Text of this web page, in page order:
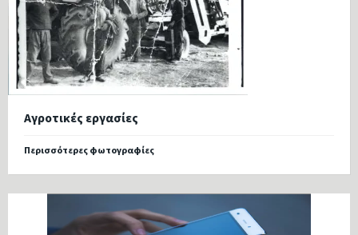
Αγροτικές εργασίες
Περισσότερες φωτογραφίες